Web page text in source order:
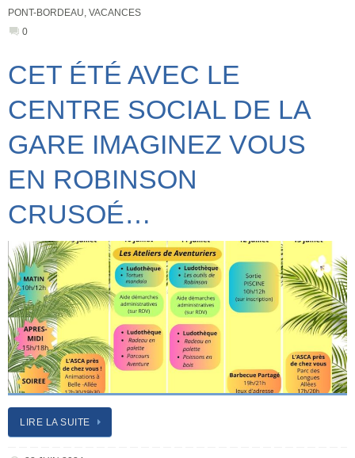
PONT-BORDEAU VACANCES
0
CET ÉTÉ AVEC LE
CENTRE SOCIAL DE LA
GARE IMAGINEZ VOUS
EN ROBINSON
CRUSOÉ…
LIRE LA SUITE